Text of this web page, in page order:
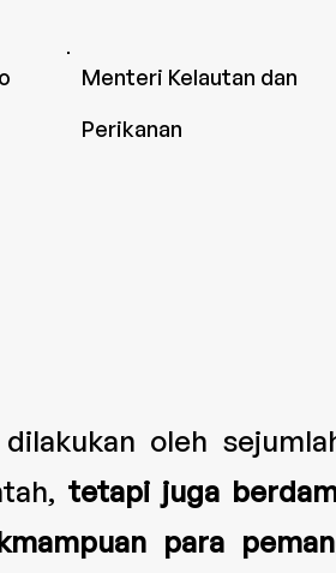
Menteri Kelautan dan
Perikanan
oleh
tetapi juga
para